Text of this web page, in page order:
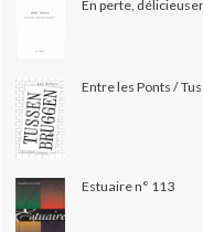
En perte,
Entre les Ponts /
Estuaire n° 113